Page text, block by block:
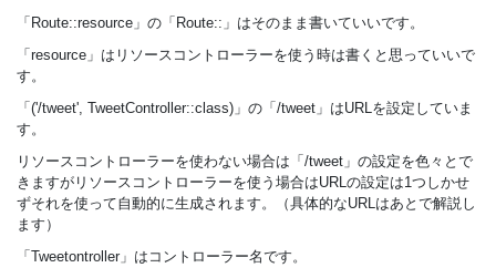
「Route::resource」の「Route::」はそのまま書いていいです。
「resource」はリソースコントローラーを使う時は書くと思っていいで
す。
「('/tweet', TweetController::class)」の「/tweet」はURLを設定していま
す。
リソースコントローラーを使わない場合は「/tweet」の設定を色々とで
きますがリソースコントローラーを使う場合はURLの設定は1つしかせ
ずそれを使って自動的に生成されます。（具体的なURLはあとで解説し
ます）
「Tweetontroller」はコントローラー名です。